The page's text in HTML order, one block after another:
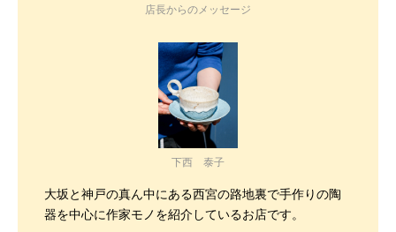
店長からのメッセージ
下西 泰子
大坂と神戸の真ん中にある西宮の路地裏で手作りの陶
器を中心に作家モノを紹介しているお店です。